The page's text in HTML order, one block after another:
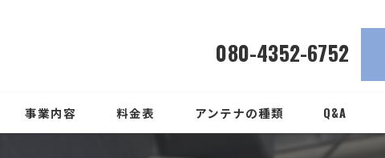
080-4352-6752
事業内容 料金表 アンテナの種類 Q&A